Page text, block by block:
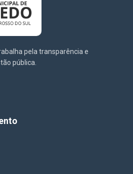
pela transparência e
pública.